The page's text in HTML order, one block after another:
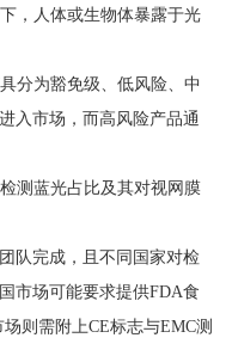
，人体或生物体暴露于光
分为豁免级、低风险、中
入市场，而高风险产品通
测蓝光占比及其对视网膜
队完成，且不同国家对检
市场可能要求提供FDA食
则需附上CE标志与EMC测